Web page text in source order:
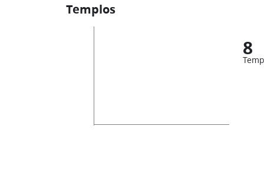
Templos
8